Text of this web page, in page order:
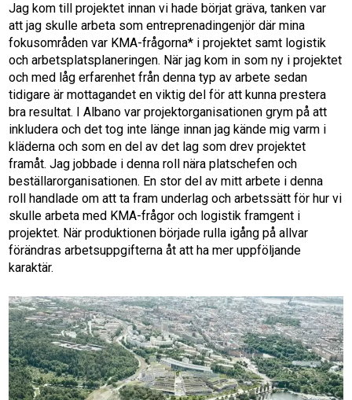
Jag kom till projektet innan vi hade börjat gräva, tanken var
att jag skulle arbeta som entreprenadingenjör där mina
fokusområden var KMA-frågorna* i projektet samt logistik
och arbetsplatsplaneringen. När jag kom in som ny i projektet
och med låg erfarenhet från denna typ av arbete sedan
tidigare är mottagandet en viktig del för att kunna prestera
bra resultat. I Albano var projektorganisationen grym på att
inkludera och det tog inte länge innan jag kände mig varm i
kläderna och som en del av det lag som drev projektet
framåt. Jag jobbade i denna roll nära platschefen och
beställarorganisationen. En stor del av mitt arbete i denna
roll handlade om att ta fram underlag och arbetssätt för hur vi
skulle arbeta med KMA-frågor och logistik framgent i
projektet. När produktionen började rulla igång på allvar
förändras arbetsuppgifterna åt att ha mer uppföljande
karaktär.